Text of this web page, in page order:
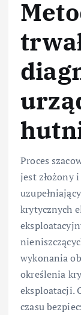
Proces
jest złożony
krytycznych
wykonania
określenia
eksploatacji.
czasu